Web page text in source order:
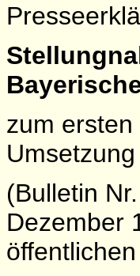
zum
(Bulletin
Dezember